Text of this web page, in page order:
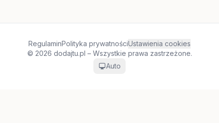
RegulaminPolityka prywatnościUstawienia cookies
© 2026 dodajtu.pl – Wszystkie prawa zastrzeżone.
Auto